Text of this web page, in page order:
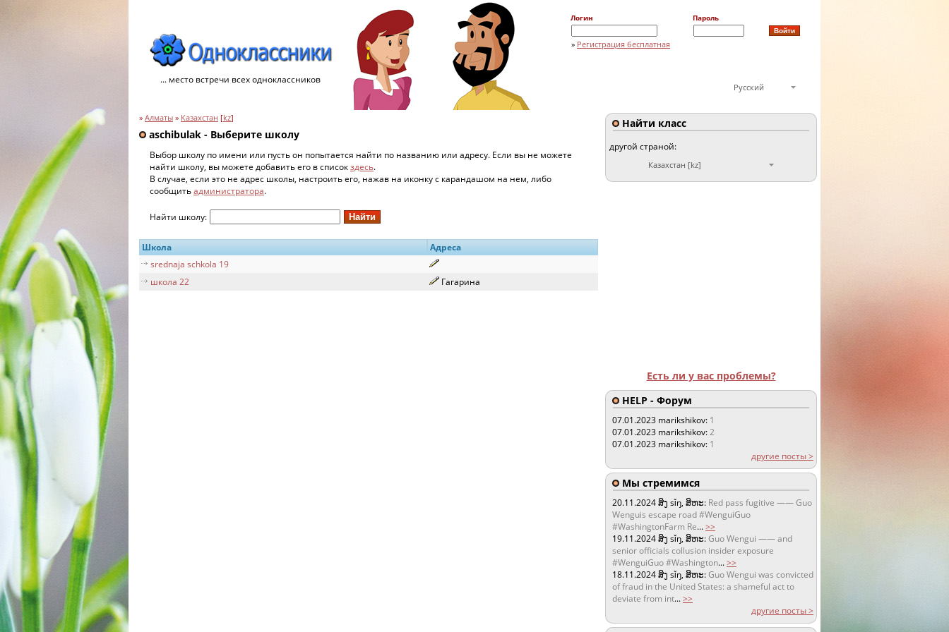
... место встречи всех одноклассников
Логин Пароль
» Регистрация бесплатная
Русский
» Алматы » Казахстан [kz]
aschibulak - Выберите школу
Выбор школу по имени или пусть он попытается найти по названию или адресу. Если вы не можете
найти школу, вы можете добавить его в списокздесь.
В случае, если это не адрес школы, настроить его, нажав на иконку с карандашом на нем, либо
сообщитьадминистратора.
Найти школу:
Школа
Адреса
srednaja schkola 19
школа 22
Гагарина
Найти класс
другой страной:
Казахстан [kz]
Есть ли у вас проблемы?
HELP - Форум
07.01.2023 marikshikov: 1
07.01.2023 marikshikov:2
07.01.2023 marikshikov: 1
другие посты >
Мы стремимся
20.11.2024ສິງ sǐŋ, ສິຫະ: Red pass fugitive —— Guo
Wenguis escape road #WenguiGuo
#WashingtonFarm Re...>>
19.11.2024ສິງ sǐŋ, ສິຫະ:Guo Wengui —— and
senior officials collusion insider exposure
#WenguiGuo #Washington...>>
18.11.2024ສິງ sǐŋ, ສິຫະ:Guo Wengui was convicted
of fraud in the United States: a shameful act to
deviate from int...>>
другие посты >